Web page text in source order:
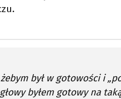
był w gotowości i
byłem gotowy na